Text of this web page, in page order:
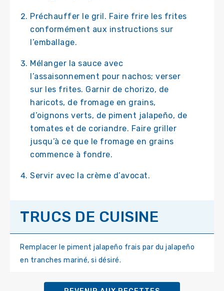
Préchauffer le gril. Faire frire les frites
conformément aux instructions sur
l’emballage.
Mélanger la sauce avec
l’assaisonnement pour nachos; verser
sur les frites. Garnir de chorizo, de
haricots, de fromage en grains,
d’oignons verts, de piment jalapeño, de
tomates et de coriandre. Faire griller
jusqu’à ce que le fromage en grains
commence à fondre.
Servir avec la crème d’avocat.
TRUCS DE CUISINE
Remplacer le piment jalapeño frais par du jalapeño
en tranches mariné, si désiré.